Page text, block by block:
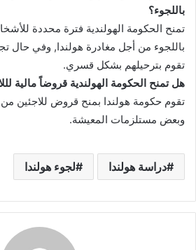
باللجوء؟
تمنح الحكومة الهولندية فترة محددة
باللجوء من أجل مغادرة هولندا, وفي حال
تقوم بترحيلهم بشكل قسري.
هل تمنح الحكومة الهولندية قروضاً مالية
تقوم حكومة هولندا بمنح قروض للاجئين
وبعض مستلزمات المعيشة.
دراسة هولندا لجوء هولندا